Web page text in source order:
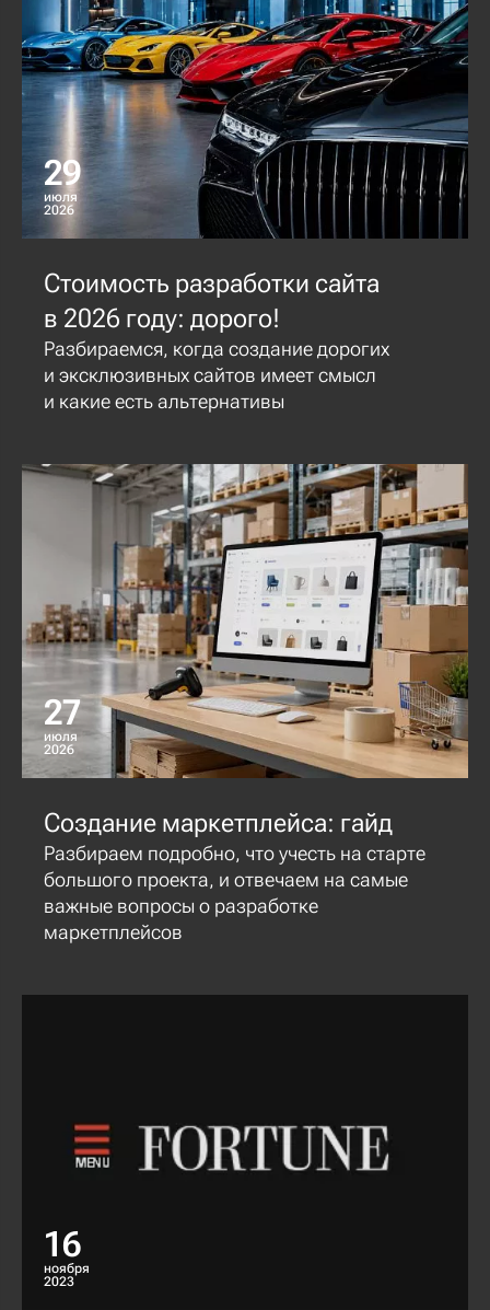
29
июля
2026
Стоимость разработки сайта
в 2026 году: дорого!
Разбираемся, когда создание дорогих
и эксклюзивных сайтов имеет смысл
и какие есть альтернативы
27
июля
2026
Создание маркетплейса: гайд
Разбираем подробно, что учесть на старте
большого проекта, и отвечаем на самые
важные вопросы о разработке
маркетплейсов
16
ноября
2023